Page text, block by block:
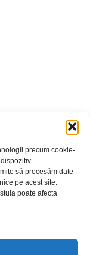
precum cookie-
să procesăm date
pe acest site.
poate afecta